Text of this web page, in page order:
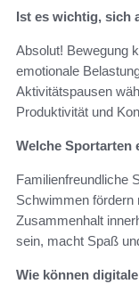
Ist es wichtig, sich
Absolut! Bewegung
emotionale
Aktivitätspausen
Produktivität und
Welche Sportarten
Familienfreundliche
Schwimmen fördern
Zusammenhalt
sein, macht Spaß
Wie können